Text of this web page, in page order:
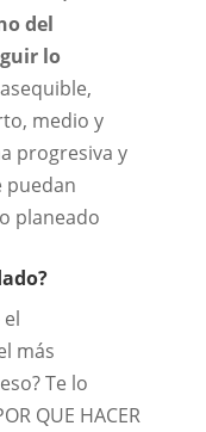
del
lo
medio y
progresiva y
puedan
planeado
más
Te lo
QUE HACER